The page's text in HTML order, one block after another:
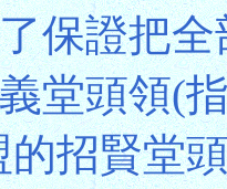
保證把
堂頭領(
招賢堂